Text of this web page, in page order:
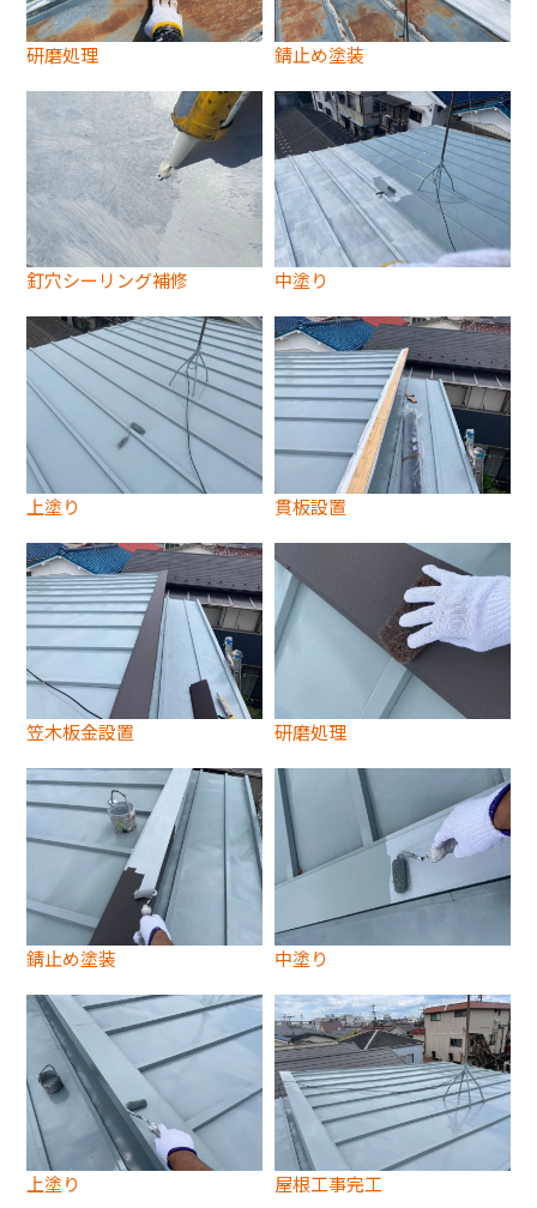
研磨処理 錆止め塗装
釘穴シーリング補修 中塗り
上塗り 貫板設置
笠木板金設置 研磨処理
錆止め塗装 中塗り
上塗り 屋根工事完工